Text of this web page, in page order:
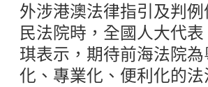
外涉港澳法律指引及判
民法院時，全國人大代
琪表示，期待前海法院
化、專業化、便利化的法